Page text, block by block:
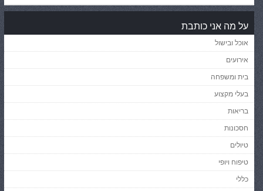
על מה אני כותבת
אוכל ובישול
אירועים
בית ומשפחה
בעלי מקצוע
בריאות
חסכונות
טיולים
טיפוח ויופי
כללי